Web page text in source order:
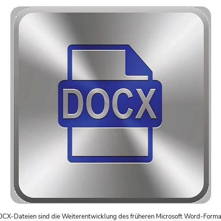
Dateien sind die Weiterentwicklung des früheren Microsoft Word-